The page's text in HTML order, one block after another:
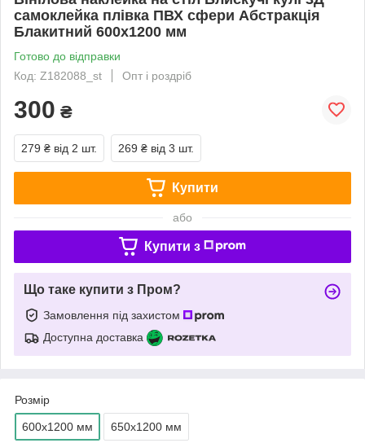
самоклейка плівка ПВХ сфери Абстракція
Блакитний 600х1200 мм
Готово до відправки
Код: Z182088_st
Опт і роздріб
300 ₴
279 ₴ від 2 шт. 269 ₴ від 3 шт.
Купити
або
Купити з
Що таке купити з Пром?
Замовлення під захистом
Доступна доставка
Розмір
600х1200 мм 650х1200 мм